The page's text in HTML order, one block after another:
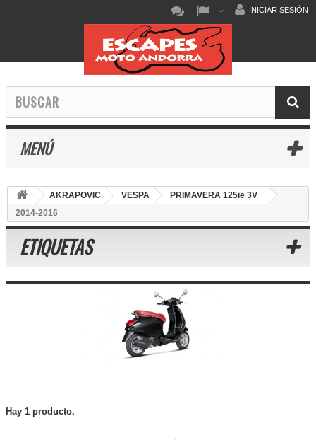
INICIAR SESIÓN
MENÚ
AKRAPOVIC VESPA
PRIMAVERA 125ie 3V
2014-2016
ETIQUETAS
Hay 1 producto.